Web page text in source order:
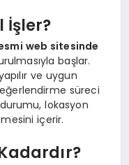
İşler?
web sitesinde
başlar.
ve uygun
süreci
lokasyon
içerir.